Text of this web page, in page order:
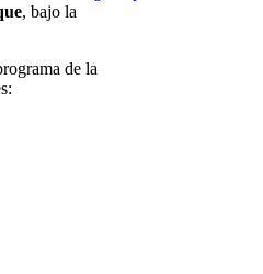
, bajo la
de la